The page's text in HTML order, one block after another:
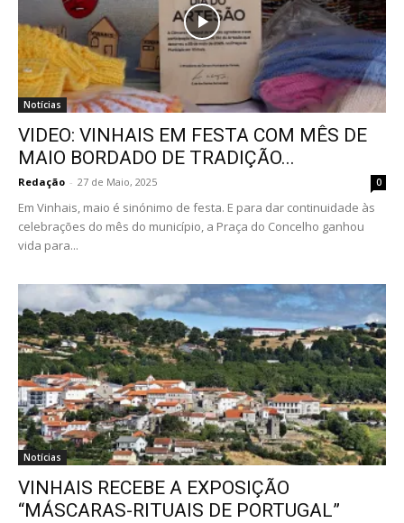
Notícias
VIDEO: VINHAIS EM FESTA COM MÊS DE
MAIO BORDADO DE TRADIÇÃO...
Redação - 27 de Maio, 2025 0
Em Vinhais, maio é sinónimo de festa. E para dar continuidade às
celebrações do mês do município, a Praça do Concelho ganhou
vida para...
Notícias
VINHAIS RECEBE A EXPOSIÇÃO
“MÁSCARAS-RITUAIS DE PORTUGAL”